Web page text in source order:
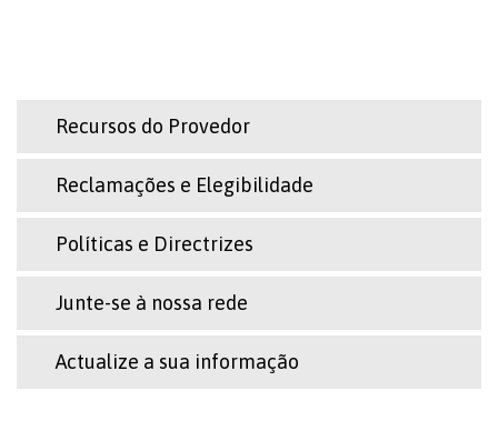
Recursos do Provedor
Reclamações e Elegibilidade
Políticas e Directrizes
Junte-se à nossa rede
Actualize a sua informação